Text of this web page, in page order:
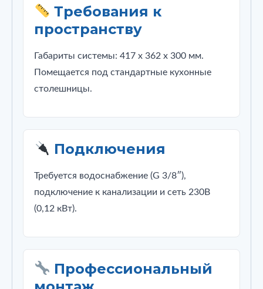
Требования к
пространству
Габариты системы: 417 x 362 x 300 мм.
Помещается под стандартные кухонные
столешницы.
Подключения
Требуется водоснабжение (G 3/8″),
подключение к канализации и сеть 230В
(0,12 кВт).
Профессиональный